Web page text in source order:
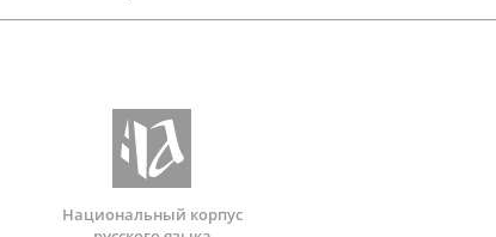
Национальный корпус